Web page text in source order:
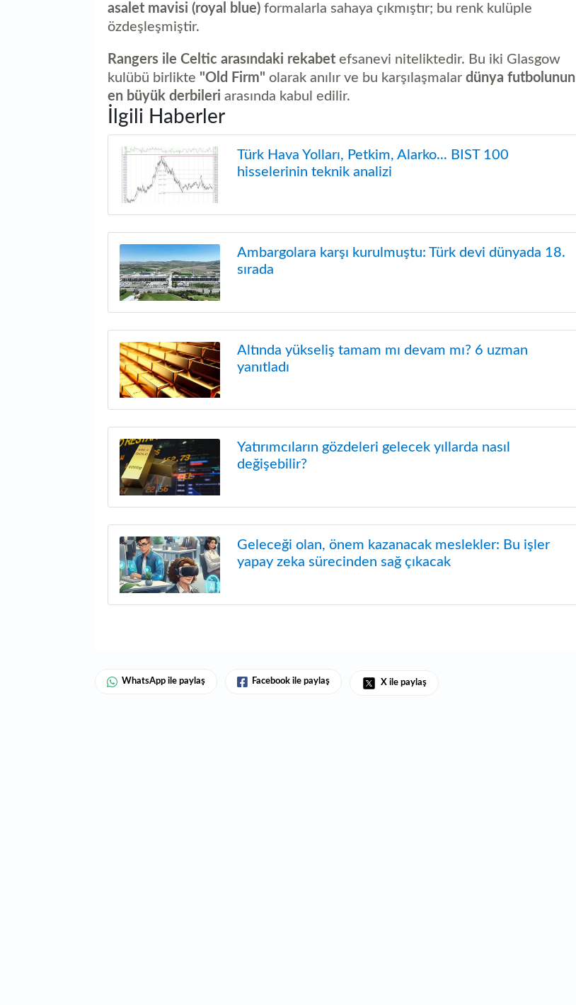
asalet mavisi (royal blue) formalarla sahaya çıkmıştır; bu renk kulüple
özdeşleşmiştir.
Rangers ile Celtic arasındaki rekabet efsanevi niteliktedir. Bu iki Glasgow
kulübü birlikte "Old Firm" olarak anılır ve bu karşılaşmalar dünya futbolunun
en büyük derbileri arasında kabul edilir.
İlgili Haberler
Türk Hava Yolları, Petkim, Alarko... BIST 100
hisselerinin teknik analizi
Ambargolara karşı kurulmuştu: Türk devi dünyada 18.
sırada
Altında yükseliş tamam mı devam mı? 6 uzman
yanıtladı
Yatırımcıların gözdeleri gelecek yıllarda nasıl
değişebilir?
Geleceği olan, önem kazanacak meslekler: Bu işler
yapay zeka sürecinden sağ çıkacak
WhatsApp ile paylaş Facebook ile paylaş X ile paylaş